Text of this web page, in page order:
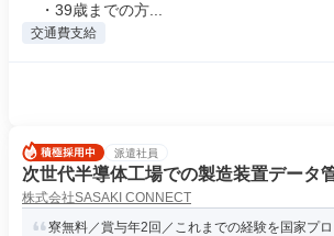
・39歳までの方...
交通費支給
派遣社員
次世代半導体工場での製造装置データ
株式会社SASAKI CONNECT
寮無料／賞与年2回／これまでの経験を国家プ